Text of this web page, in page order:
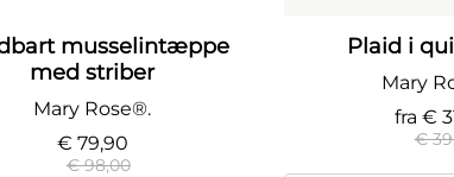
musselintæppe
med striber
Mary Rose®.
€ 79,90
€ 98,00
Plaid i
Mary
fra €
€